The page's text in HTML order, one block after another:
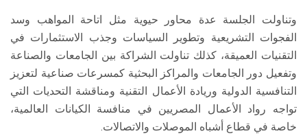
وتناولت الجلسة عدة محاور حيوية مثل اتاحة المواهب وسد
الفجوات التشريعية وتطوير السياسات وجذب الاستثمارات في
التقنيات العميقة، كذلك تناولت الشراكة بين الجامعات والصناعة
وتفعيل دور الجامعات والمراكز البحثية كمسرعات صناعية لتعزيز
التنافسية الدولية وريادة الأعمال التقنية ومناقشة التحديات التي
تواجه رواد الأعمال المصريين في منافسة الكيانات العالمية،
خاصة في قطاع أشباه الموصلات والاتصالات.